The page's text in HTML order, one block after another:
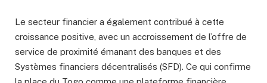
Le secteur financier a également contribué à cette
croissance positive, avec un accroissement de l’offre de
service de proximité émanant des banques et des
Systèmes financiers décentralisés (SFD). Ce qui confirme